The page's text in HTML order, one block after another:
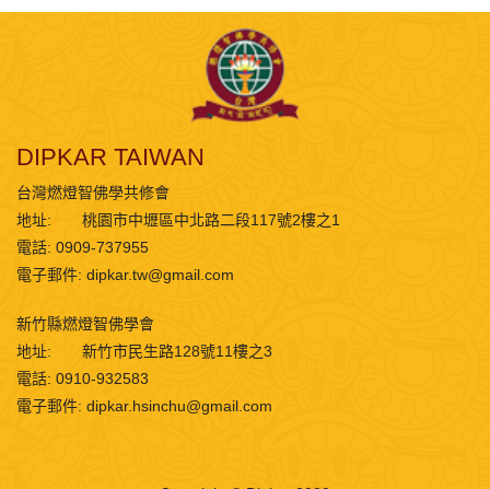
DIPKAR TAIWAN
台灣燃燈智佛學共修會
地址:
桃園市中壢區中北路二段117號2樓之1
電話: 0909-737955
電子郵件: dipkar.tw@gmail.com
新竹縣燃燈智佛學會
地址:
新竹市民生路128號11樓之3
電話: 0910-932583
電子郵件: dipkar.hsinchu@gmail.com